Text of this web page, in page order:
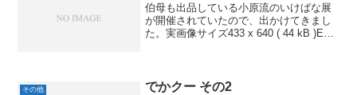
伯母も出品している小原流のいけばな展
が開催されていたので、出かけてきまし
た。実画像サイズ433 x 640 ( 44 kB )Exif
その他 でかクー その2